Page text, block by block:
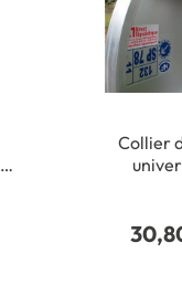
Collier